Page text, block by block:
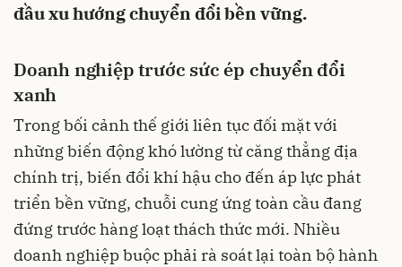
đầu xu hướng chuyển đổi bền vững.
Doanh nghiệp trước sức ép chuyển đổi
xanh
Trong bối cảnh thế giới liên tục đối mặt với
những biến động khó lường từ căng thẳng địa
chính trị, biến đổi khí hậu cho đến áp lực phát
triển bền vững, chuỗi cung ứng toàn cầu đang
đứng trước hàng loạt thách thức mới. Nhiều
doanh nghiệp buộc phải rà soát lại toàn bộ hành